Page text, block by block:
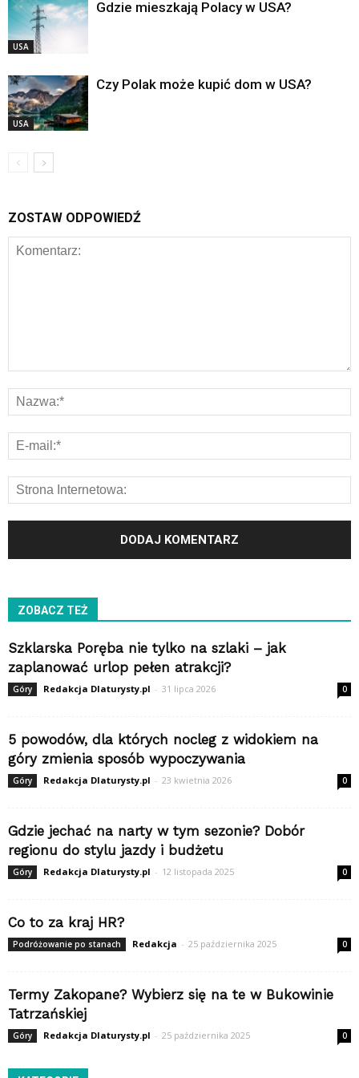
USA
Gdzie mieszkają Polacy w USA?
USA
Czy Polak może kupić dom w USA?
ZOSTAW ODPOWIEDŹ
ZOBACZ TEŻ
Szklarska Poręba nie tylko na szlaki – jak
zaplanować urlop pełen atrakcji?
Góry Redakcja Dlaturysty.pl - 31 lipca 2026 0
5 powodów, dla których nocleg z widokiem na
góry zmienia sposób wypoczywania
Góry Redakcja Dlaturysty.pl - 23 kwietnia 2026 0
Gdzie jechać na narty w tym sezonie? Dobór
regionu do stylu jazdy i budżetu
Góry Redakcja Dlaturysty.pl - 12 listopada 2025 0
Co to za kraj HR?
Podróżowanie po stanach Redakcja - 25 października 2025 0
Termy Zakopane? Wybierz się na te w Bukowinie
Tatrzańskiej
Góry Redakcja Dlaturysty.pl - 25 października 2025 0